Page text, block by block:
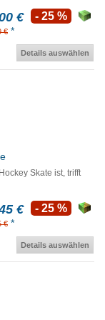
€
€ *
- 25 %
Details auswählen
Skate ist, trifft
€
€ *
- 25 %
Details auswählen